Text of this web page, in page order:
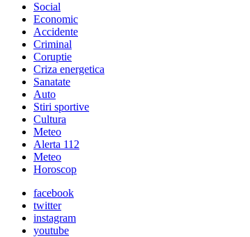
Social
Economic
Accidente
Criminal
Coruptie
Criza energetica
Sanatate
Auto
Stiri sportive
Cultura
Meteo
Alerta 112
Meteo
Horoscop
facebook
twitter
instagram
youtube